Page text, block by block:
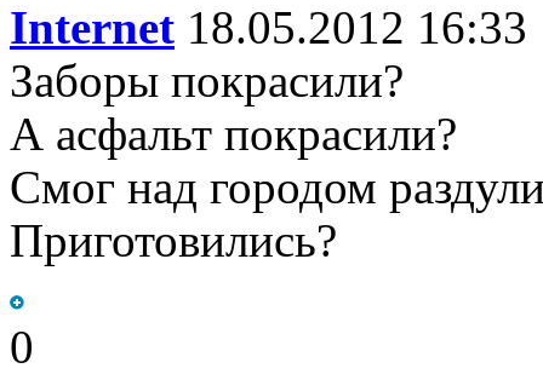
Internet 18.05.2012 16:33
Заборы покрасили?
А асфальт покрасили?
Смог над городом
Приготовились?
0